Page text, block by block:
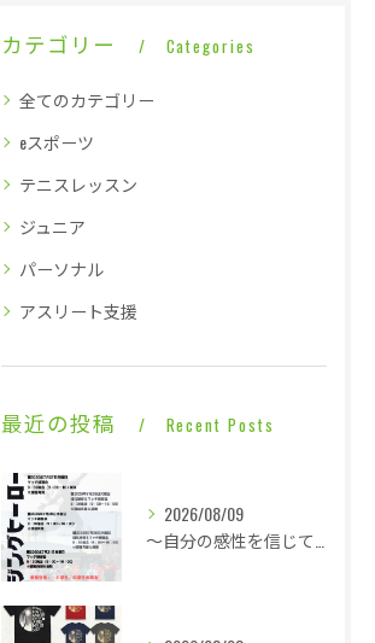
カテゴリー Categories
全てのカテゴリー
eスポーツ
テニスレッスン
ジュニア
パーソナル
アスリート支援
最近の投稿 Recent Posts
2026/08/09
～自分の感性を信じて言動し毎日1ミリ成長する～同じ時間帯に終わっても全然違う内容・・・